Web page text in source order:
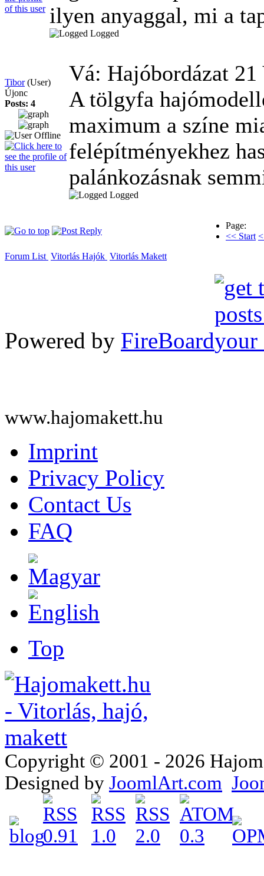
ilyen anyaggal, mi a
Logged
Tibor (User)
Újonc
Posts: 4
Vá: Hajóbordázat 21
A tölgyfa
maximum a színe
felépítményekhez
palánkozásnak
Logged
Page:
<< Start
Forum List Vitorlás Hajók Vitorlás Makett
Powered by FireBoard
www.hajomakett.hu
Imprint
Privacy Policy
Contact Us
FAQ
Top
Copyright © 2001 - 2026
Designed by JoomlArt.com